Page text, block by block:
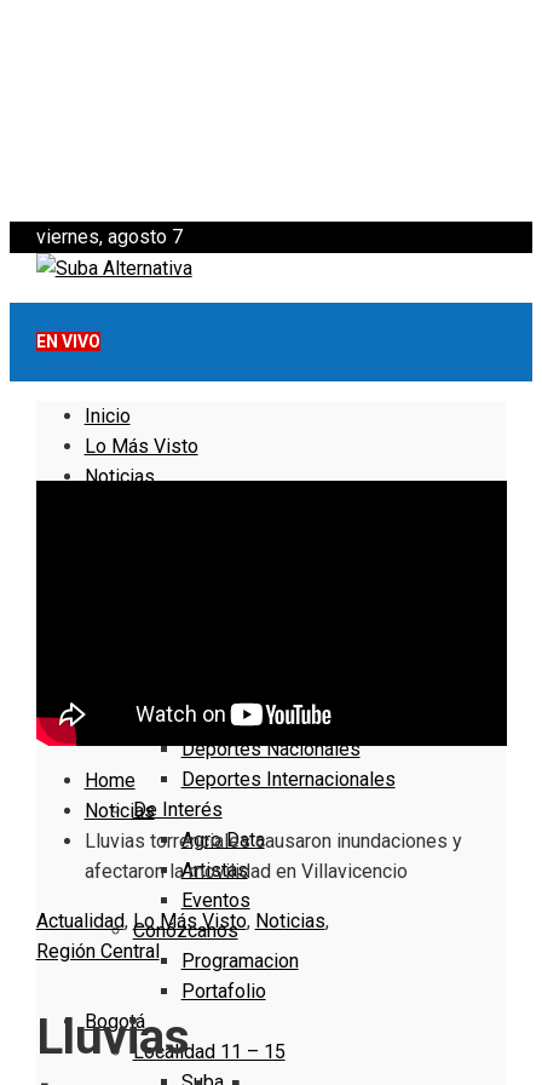
viernes, agosto 7
EN VIVO
Inicio
Lo Más Visto
Noticias
Deportes Locales
Deportes Nacionales
Deportes Internacionales
De Interés
Agro Data
Artistas
Eventos
Conózcanos
Programacion
Portafolio
Bogotá
Localidad 11 – 15
Home
Noticias
Lluvias torrenciales causaron inundaciones y
afectaron la movilidad en Villavicencio
Actualidad, Lo Más Visto, Noticias,
Región Central
Lluvias